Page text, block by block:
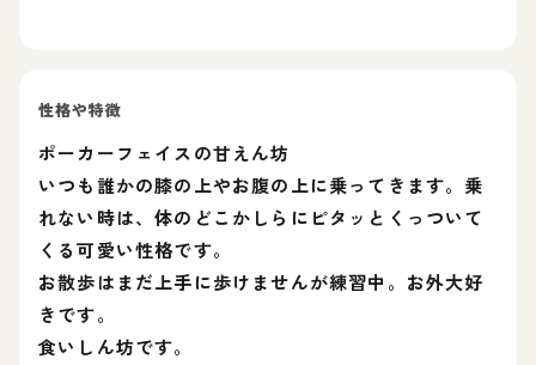
性格や特徴
ポーカーフェイスの甘えん坊
いつも誰かの膝の上やお腹の上に乗ってきます。乗
れない時は、体のどこかしらにピタッとくっついて
くる可愛い性格です。
お散歩はまだ上手に歩けませんが練習中。お外大好
きです。
食いしん坊です。